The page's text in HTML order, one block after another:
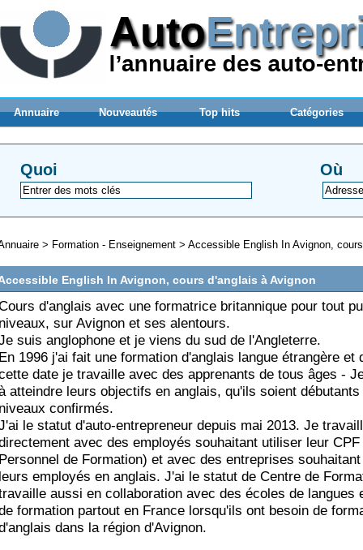
Annuaire Nouveautés Top hits Catégories
Quoi Où
> Formation - Enseignement > Accessible English In Avignon,
English In Avignon, cours d'anglais à Avignon
d'anglais avec une formatrice britannique pour tout
sur Avignon et ses alentours.
suis anglophone et je viens du sud de l'Angleterre.
1996 j'ai fait une formation d'anglais langue étrangère et
date je travaille avec des apprenants de tous âges -
atteindre leurs objectifs en anglais, qu'ils soient débutants
confirmés.
le statut d'auto-entrepreneur depuis mai 2013. Je
avec des employés souhaitant utiliser leur
de Formation) et avec des entreprises
employés en anglais. J'ai le statut de Centre de
aussi en collaboration avec des écoles de langues
formation partout en France lorsqu'ils ont besoin de
dans la région d'Avignon.